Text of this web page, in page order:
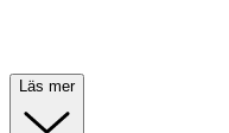
Läs mer